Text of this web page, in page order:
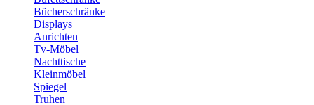
Bücherschränke
Displays
Anrichten
Tv-Möbel
Nachttische
Kleinmöbel
Spiegel
Truhen